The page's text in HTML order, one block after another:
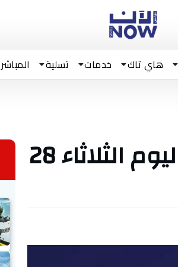
هاي تاك خدمات تسلية المباشر
تونس الآن/ النشرة المسائية ليوم الثلاثاء 28